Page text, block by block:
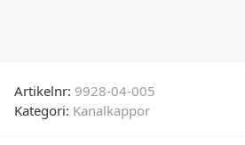
Artikelnr: 9928-04-005
Kategori: Kanalkappor